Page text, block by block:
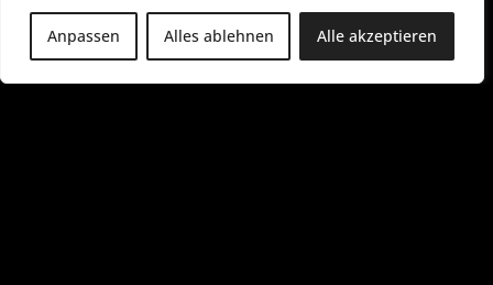
Anpassen Alles ablehnen Alle akzeptieren